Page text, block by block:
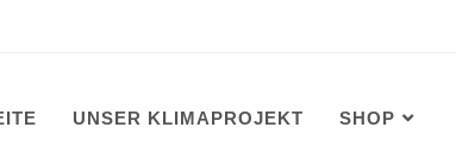
UNSER KLIMAPROJEKT SHOP